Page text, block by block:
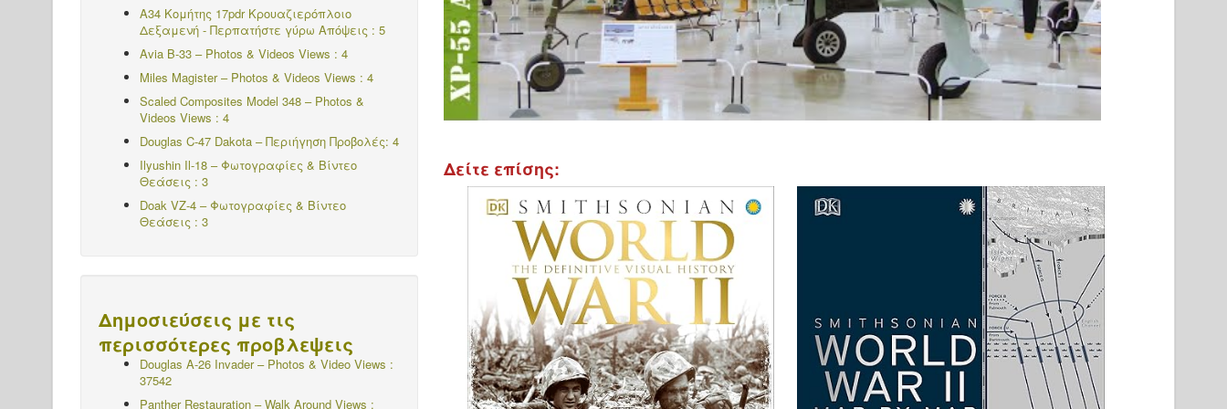
Δείτε επίσης:
A34 Κομήτης 17pdr Κρουαζιερόπλοιο
Δεξαμενή - Περπατήστε γύρω Απόψεις : 5
Avia B-33 – Photos & Videos Views : 4
Miles Magister – Photos & Videos Views : 4
Scaled Composites Model 348 – Photos &
Videos Views : 4
Douglas C-47 Dakota – Περιήγηση Προβολές: 4
Ilyushin Il-18 – Φωτογραφίες & Βίντεο
Θεάσεις : 3
Doak VZ-4 – Φωτογραφίες & Βίντεο
Θεάσεις : 3
Δημοσιεύσεις με τις
περισσότερες προβλεψεις
Douglas A-26 Invader – Photos & Video Views :
37542
Panther Restauration – Walk Around Views :